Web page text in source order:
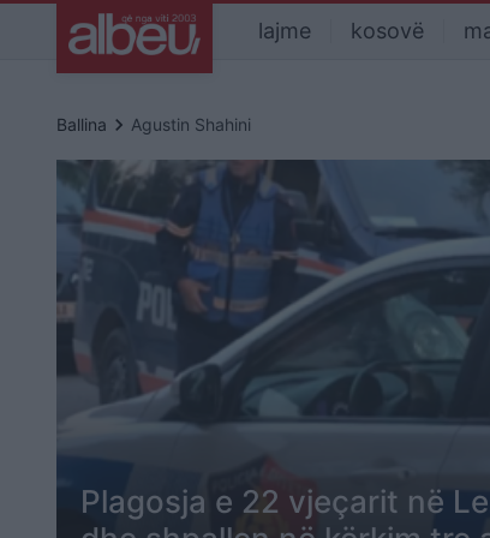
lajme kosovë
Ballina keyboard_arrow_right Agustin Shahini
Plagosja e 22 vjeçarit në